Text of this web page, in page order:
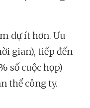
dự ít hơn. Ưu
gian), tiếp đến
số cuộc họp)
thể công ty.